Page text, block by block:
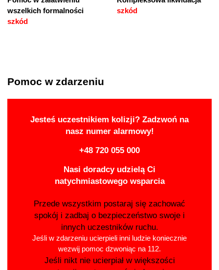
wszelkich formalności
szkód
szkód
Pomoc w zdarzeniu
Jesteś uczestnikiem kolizji? Zadzwoń na
nasz numer alarmowy!
+48 720 055 000
Nasi doradcy udzielą Ci
natychmiastowego wsparcia
Przede wszystkim postaraj się zachować
spokój i zadbaj o bezpieczeństwo swoje i
innych uczestników ruchu.
Jeśli w zdarzeniu ucierpieli inni ludzie koniecznie
wezwij pomoc dzwoniąc na 112.
Jeśli nikt nie ucierpiał w większości